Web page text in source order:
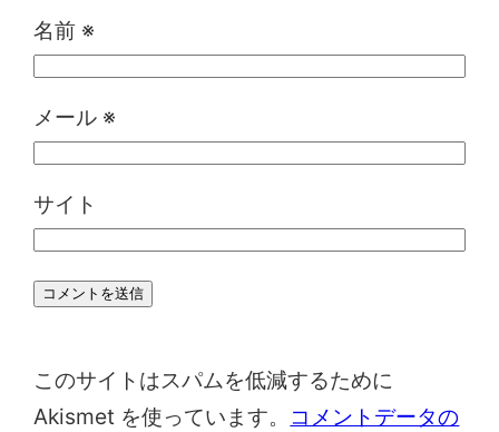
名前 ※
メール ※
サイト
このサイトはスパムを低減するために
Akismet を使っています。
コメントデータの